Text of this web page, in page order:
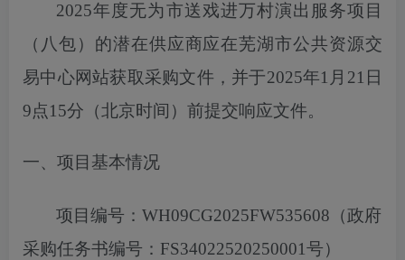
2025年度无为市送戏进万村演出服务项目
（八包） 的潜在供应商应在芜湖市公共资源交
易中心网站获取采购文件， 并于2025年1 月 21 日
9点15分 （北京时间）前提交响应文件。
一、项目基本情况
项目编号：WH09CG2025FW535608 （政府
采购任务书编号： FS34022520250001号）